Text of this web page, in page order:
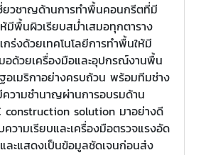
ชี่ยวชาญด้านการทำพื้นคอนกรีตที่มี
มีพื้นผิวเรียบสม่ำเสมอทุกตาราง
ร่งด้วยเทคโนโลยีการทำพื้นให้มี
อด้วยเครื่องมือและอุปกรณ์งานพื้น
อเมริกาอย่างครบถ้วน พร้อมทีมช่าง
วามชำนาญผ่านการอบรมด้าน
construction solution มาอย่างดี
ความเรียบและเครื่องมือตรวจแรงอัด
ะแสดงเป็นข้อมูลชัดเจนก่อนส่ง